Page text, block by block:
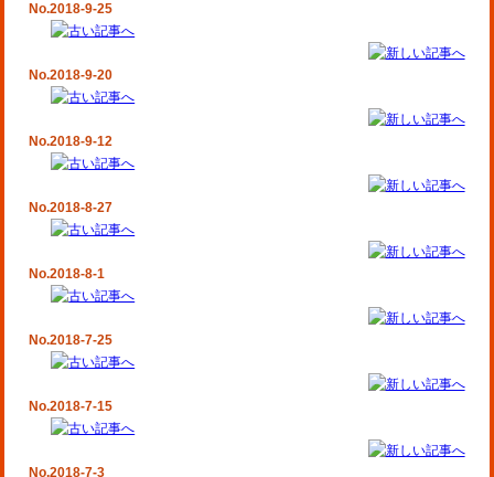
No.2018-9-25
No.2018-9-20
No.2018-9-12
No.2018-8-27
No.2018-8-1
No.2018-7-25
No.2018-7-15
No.2018-7-3